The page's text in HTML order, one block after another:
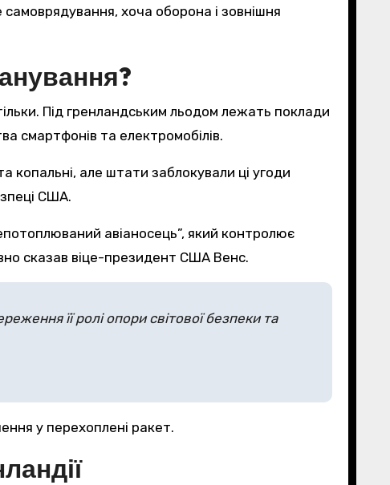
хоча оборона і зовнішня
Під гренландським льодом лежать поклади
смартфонів та електромобілів.
копальні, але штати заблокували ці угоди
США.
авіаносець”, який контролює
сказав віце-президент США Венс.
її ролі опори світової безпеки та
у перехоплені ракет.